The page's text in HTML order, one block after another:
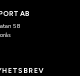
AB
58